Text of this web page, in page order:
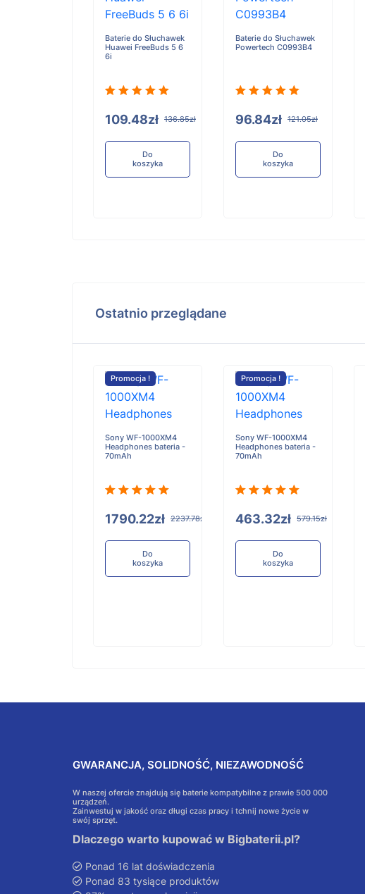
Baterie do Słuchawek
Huawei FreeBuds 5 6
6i
109.48zł 136.85zł
Do
koszyka
Baterie do Słuchawek
Powertech C0993B4
96.84zł 121.05zł
Do
koszyka
Ostatnio przeglądane
Promocja !
Sony WF-1000XM4
Headphones bateria -
70mAh
1790.22zł 2237.78zł
Do
koszyka
Promocja !
Sony WF-1000XM4
Headphones bateria -
70mAh
463.32zł 579.15zł
Do
koszyka
GWARANCJA, SOLIDNOŚĆ, NIEZAWODNOŚĆ
W naszej ofercie znajdują się baterie kompatybilne z prawie 500 000
urządzeń.
Zainwestuj w jakość oraz długi czas pracy i tchnij nowe życie w
swój sprzęt.
Dlaczego warto kupować w Bigbaterii.pl?
Ponad 16 lat doświadczenia
Ponad 83 tysiące produktów